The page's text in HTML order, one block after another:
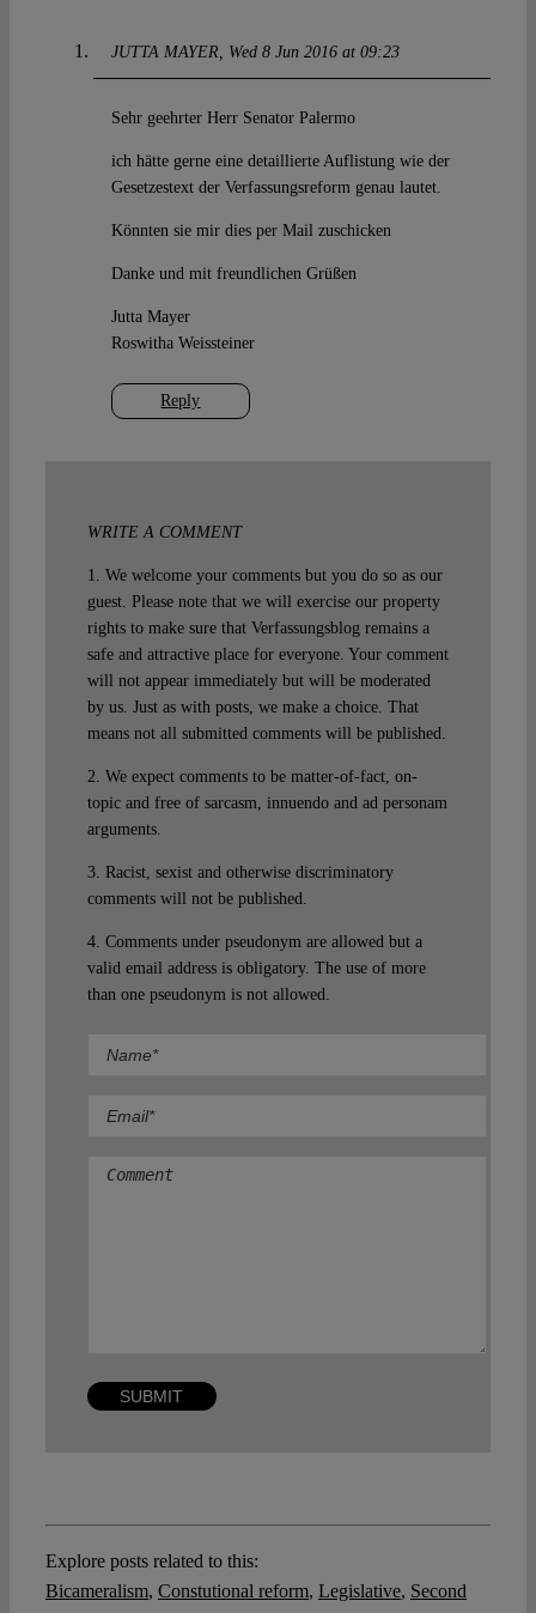
JUTTA MAYER Wed 8 Jun 2016 at 09:23
Reply
Sehr geehrter Herr Senator Palermo
ich hätte gerne eine detaillierte Auflistung wie der
Gesetzestext der Verfassungsreform genau lautet.
Könnten sie mir dies per Mail zuschicken
Danke und mit freundlichen Grüßen
Jutta Mayer
Roswitha Weissteiner
WRITE A COMMENT
1. We welcome your comments but you do so as our
guest. Please note that we will exercise our property
rights to make sure that Verfassungsblog remains a
safe and attractive place for everyone. Your comment
will not appear immediately but will be moderated
by us. Just as with posts, we make a choice. That
means not all submitted comments will be published.
2. We expect comments to be matter-of-fact, on-
topic and free of sarcasm, innuendo and ad personam
arguments.
3. Racist, sexist and otherwise discriminatory
comments will not be published.
4. Comments under pseudonym are allowed but a
valid email address is obligatory. The use of more
than one pseudonym is not allowed.
Explore posts related to this:
Bicameralism, Constutional reform, Legislative, Second